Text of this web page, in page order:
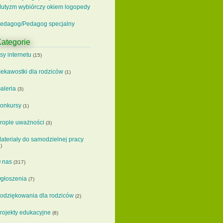
wybiórczy okiem logopedy
Pedagog specjalny
internetu (15)
dla rodziców(1)
(3)
(1)
uważności (3)
do samodzielnej pracy
nas(317)
(7)
dla rodziców(2)
edukacyjne (8)